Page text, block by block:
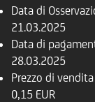
Data di
21.03.2025
Data di
28.03.2025
Prezzo di
0,15 EUR